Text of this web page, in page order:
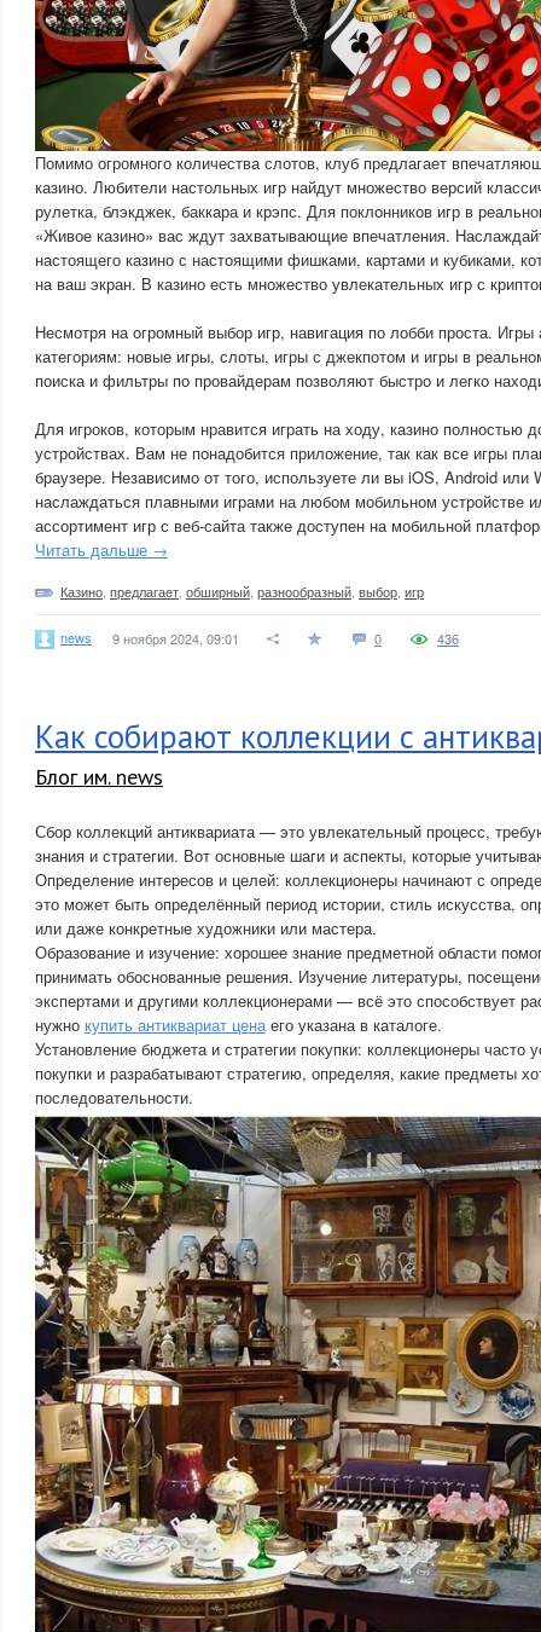
Помимо огромного количества слотов, клуб предлагает
казино. Любители настольных игр найдут множество версий
рулетка, блэкджек, баккара и крэпс. Для поклонников игр в
«Живое казино» вас ждут захватывающие впечатления.
настоящего казино с настоящими фишками, картами и кубиками,
на ваш экран. В казино есть множество увлекательных игр с
Несмотря на огромный выбор игр, навигация по лобби проста.
категориям: новые игры, слоты, игры с джекпотом и игры в
поиска и фильтры по провайдерам позволяют быстро и легко
Для игроков, которым нравится играть на ходу, казино полностью
устройствах. Вам не понадобится приложение, так как все игры
браузере. Независимо от того, используете ли вы iOS, Android
наслаждаться плавными играми на любом мобильном устройстве
ассортимент игр с веб-сайта также доступен на мобильной
Читать дальше →
Казино предлагает обширный разнообразный выбор игр
news 9 ноября 2024, 09:01 0 436
Как собирают коллекции с
Блог им. news
Сбор коллекций антиквариата — это увлекательный процесс,
знания и стратегии. Вот основные шаги и аспекты, которые
Определение интересов и целей: коллекционеры начинают с
это может быть определённый период истории, стиль искусства,
или даже конкретные художники или мастера.
Образование и изучение: хорошее знание предметной области
принимать обоснованные решения. Изучение литературы,
экспертами и другими коллекционерами — всё это способствует
нужно купить антиквариат ценаего указана в каталоге.
Установление бюджета и стратегии покупки: коллекционеры часто
покупки и разрабатывают стратегию, определяя, какие предметы
последовательности.